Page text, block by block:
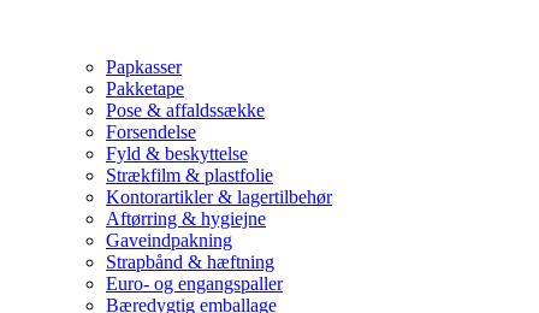
Papkasser
Pakketape
Pose & affaldssække
Forsendelse
Fyld & beskyttelse
Strækfilm & plastfolie
Kontorartikler & lagertilbehør
Aftørring & hygiejne
Gaveindpakning
Strapbånd & hæftning
Euro- og engangspaller
Bæredygtig emballage